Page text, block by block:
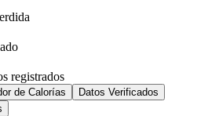
registrados
de Calorías
Datos Verificados